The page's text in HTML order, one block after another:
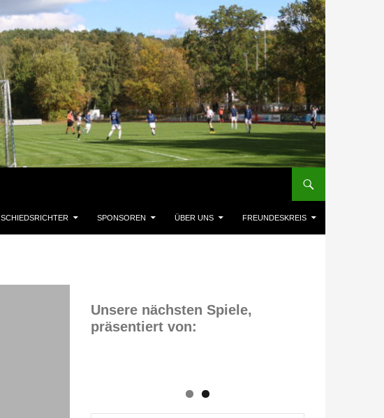
SCHIEDSRICHTER SPONSOREN ÜBER UNS FREUNDESKREIS
Unsere nächsten Spiele,
präsentiert von: